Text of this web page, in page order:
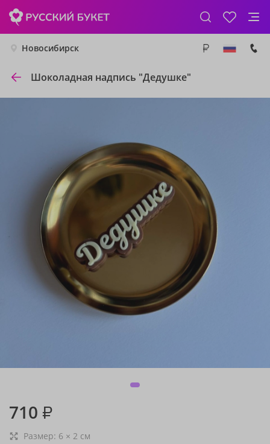
Новосибирск
Шоколадная надпись "Дедушке"
710 ₽
Размер: 6 × 2 см